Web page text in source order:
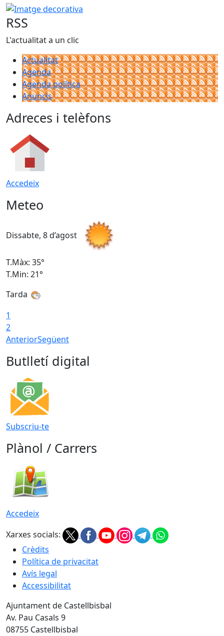
Imatge decorativa
RSS
L'actualitat a un clic
Actualitat
Agenda
Agenda política
Anuncis
Adreces i telèfons
Accedeix
Meteo
Dissabte, 8 d’agost
T.Màx: 35°
T.Min: 21°
Tarda
1
2
AnteriorSegüent
Butlletí digital
Subscriu-te
Plànol / Carrers
Accedeix
Xarxes socials:
Crèdits
Política de privacitat
Avís legal
Accessibilitat
Ajuntament de Castellbisbal
Av. Pau Casals 9
08755 Castellbisbal